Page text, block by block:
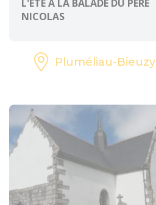
L'ÉTÉ À LA BALADE DU PÈRE
NICOLAS
Pluméliau-Bieuzy